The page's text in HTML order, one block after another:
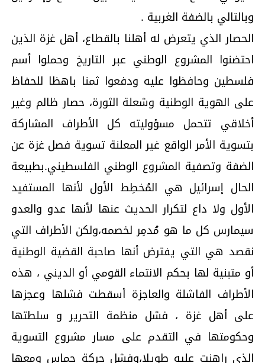
وبالتالي بالضفة الغربية .
الحصار الذي يتعرض له أهلنا بالقطاع، أهل غزة الذين
احتضنوا المشروع الوطني عبر التاريخ وحملوا أسم
فلسطين وحافظوا عليه ودفعوا ثمنا باهظا للحفاظ
على الهوية الوطنية وشعلة الثورة، حصار ظالم وغير
أخلاقي تتحمل مسؤوليته كل الأطراف المشاركة
بتسوية الأمر الواقع غير المعلنة تسوية فصل غزة عن
الضفة وتصفية المشروع الوطني الفلسطيني.بطبيعة
الحال إسرائيل هي المُخطِط الأول لأنها المستفيد
الأول ولا داع لتكرار الحديث عنها لأنها عدو والعدو
سيمارس كل ما هو مُدمِر لخصمه،ولكن الأطراف التي
نقصد هي التي يفترض أنها صاحبة القضية الوطنية
أو متبنية لها بحكم الانتماء القومي أو الديني ، هذه
الأطراف الفاشلة والعاجزة أسقطت فشلها وعجزها
على أهل غزة ، فشل منظمة التحرير و سلطتها
وحكومتها في التقدم على مسار مشروع التسوية
الذي راهنت عليه طويلا،وفشل حركة حماس ومعها